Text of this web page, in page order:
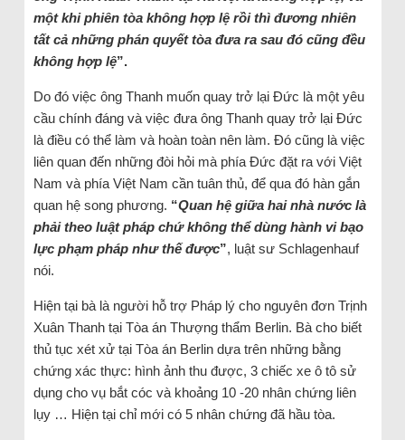
một khi phiên tòa không hợp lệ rồi thì đương nhiên
tất cả những phán quyết tòa đưa ra sau đó cũng đều
không hợp lệ”.
Do đó việc ông Thanh muốn quay trở lại Đức là một yêu
cầu chính đáng và việc đưa ông Thanh quay trở lại Đức
là điều có thể làm và hoàn toàn nên làm. Đó cũng là việc
liên quan đến những đòi hỏi mà phía Đức đặt ra với Việt
Nam và phía Việt Nam cần tuân thủ, để qua đó hàn gắn
quan hệ song phương. “Quan hệ giữa hai nhà nước là
phải theo luật pháp chứ không thể dùng hành vi bạo
lực phạm pháp như thế được”, luật sư Schlagenhauf
nói.
Hiện tại bà là người hỗ trợ Pháp lý cho nguyên đơn Trịnh
Xuân Thanh tại Tòa án Thượng thẩm Berlin. Bà cho biết
thủ tục xét xử tại Tòa án Berlin dựa trên những bằng
chứng xác thực: hình ảnh thu được, 3 chiếc xe ô tô sử
dụng cho vụ bắt cóc và khoảng 10 -20 nhân chứng liên
lụy … Hiện tại chỉ mới có 5 nhân chứng đã hầu tòa.